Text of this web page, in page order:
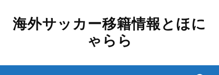
海外サッカー移籍情報とほに
ゃらら